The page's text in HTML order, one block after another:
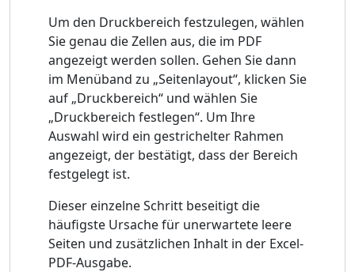
Um den Druckbereich festzulegen, wählen
Sie genau die Zellen aus, die im PDF
angezeigt werden sollen. Gehen Sie dann
im Menüband zu „Seitenlayout“, klicken Sie
auf „Druckbereich“ und wählen Sie
„Druckbereich festlegen“. Um Ihre
Auswahl wird ein gestrichelter Rahmen
angezeigt, der bestätigt, dass der Bereich
festgelegt ist.
Dieser einzelne Schritt beseitigt die
häufigste Ursache für unerwartete leere
Seiten und zusätzlichen Inhalt in der Excel-
PDF-Ausgabe.